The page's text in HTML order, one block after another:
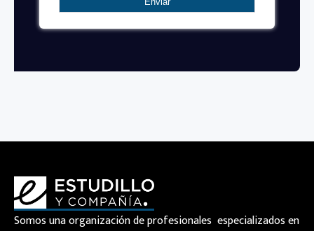
Somos una organización de profesionales especializados en